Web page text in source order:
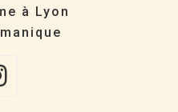
à Lyon